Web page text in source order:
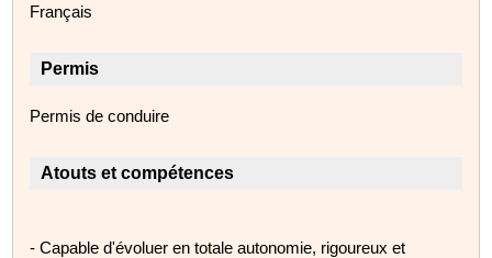
Français
Permis
Permis de conduire
Atouts et compétences
- Capable d'évoluer en totale autonomie, rigoureux et